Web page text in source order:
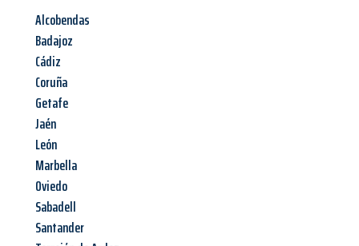
Alcobendas
Badajoz
Cádiz
Coruña
Getafe
Jaén
León
Marbella
Oviedo
Sabadell
Santander